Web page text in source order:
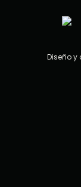
Diseño y